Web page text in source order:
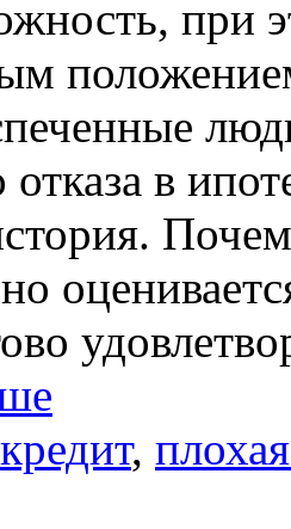
при
отказа в
,